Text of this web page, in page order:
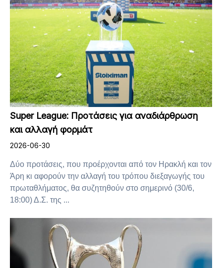
Super League: Προτάσεις για αναδιάρθρωση
και αλλαγή φορμάτ
2026-06-30
Δύο προτάσεις, που προέρχονται από τον Ηρακλή και τον
Άρη κι αφορούν την αλλαγή του τρόπου διεξαγωγής του
πρωταθλήματος, θα συζητηθούν στο σημερινό (30/6,
18:00) Δ.Σ. της ...